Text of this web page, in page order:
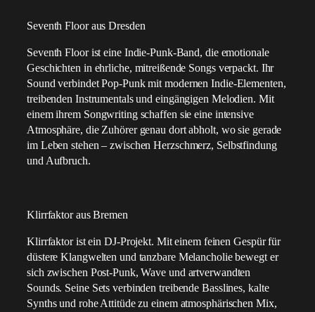
Seventh Floor aus Dresden
Seventh Floor ist eine Indie-Punk-Band, die emotionale
Geschichten in ehrliche, mitreißende Songs verpackt. Ihr
Sound verbindet Pop-Punk mit modernen Indie-Elementen,
treibenden Instrumentals und eingängigen Melodien. Mit
einem ihrem Songwriting schaffen sie eine intensive
Atmosphäre, die Zuhörer genau dort abholt, wo sie gerade
im Leben stehen – zwischen Herzschmerz, Selbstfindung
und Aufbruch.
Klirrfaktor aus Bremen
Klirrfaktor ist ein DJ-Projekt. Mit einem feinen Gespür für
düstere Klangwelten und tanzbare Melancholie bewegt er
sich zwischen Post-Punk, Wave und artverwandten
Sounds. Seine Sets verbinden treibende Basslines, kalte
Synths und rohe Attitüde zu einem atmosphärischen Mix,